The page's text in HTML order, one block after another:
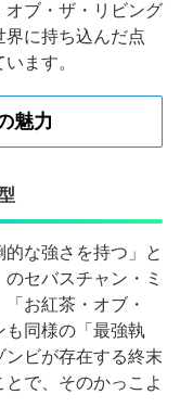
オブ・ザ・リビング
界に持ち込んだ点
ます。
魅力
的な強さを持つ」と
セバスチャン・ミ
お紅茶・オブ・
も同様の「最強執
ビが存在する終末
で、そのかっこよ